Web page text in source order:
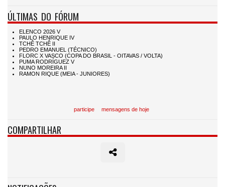
ÚLTIMAS DO FÓRUM
participe mensagens de hoje
COMPARTILHAR